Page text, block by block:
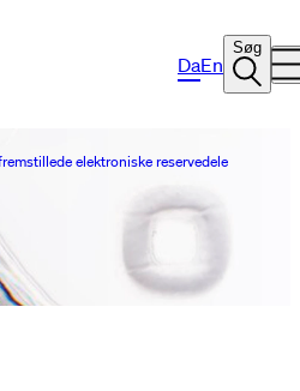
DaEn
Søg
elektroniske reservedele